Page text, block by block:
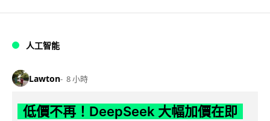
人工智能
Lawton 8 小時
低價不再！DeepSeek 大幅加價在即